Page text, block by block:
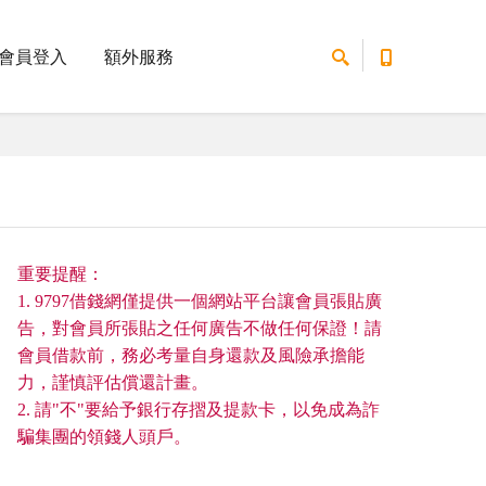
員登入 額外服務
重要提醒：
1. 9797借錢網僅提供一個網站平台讓會員張貼廣
告，對會員所張貼之任何廣告不做任何保證！請
會員借款前，務必考量自身還款及風險承擔能
力，謹慎評估償還計畫。
2. 請"不"要給予銀行存摺及提款卡，以免成為詐
騙集團的領錢人頭戶。